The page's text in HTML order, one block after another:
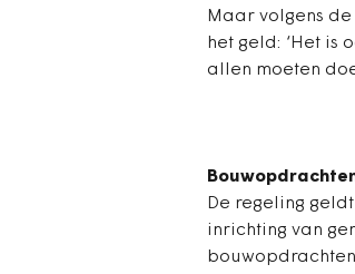
Maar volgens
het geld: ‘Het is
allen moeten
De regeling
inrichting van